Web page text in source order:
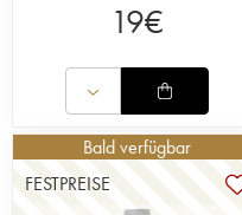
19€
Bald verfügbar
FESTPREISE